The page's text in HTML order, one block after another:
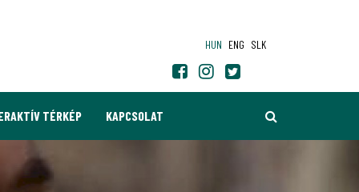
HUN ENG SLK
TÉRKÉP KAPCSOLAT